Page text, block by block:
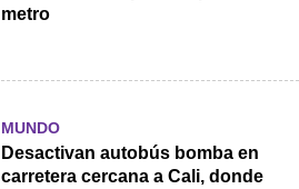
metro
MUNDO
Desactivan autobús bomba en
carretera cercana a Cali, donde